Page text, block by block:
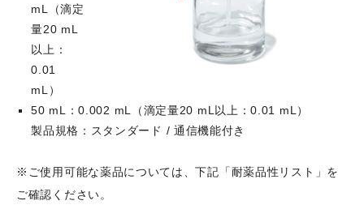
mL（滴定
量20 mL
以上：
0.01
mL）
50 mL：0.002 mL（滴定量20 mL以上：0.01 mL）
製品規格：スタンダード / 通信機能付き
※ご使用可能な薬品については、下記「耐薬品性リスト」を
ご確認ください。